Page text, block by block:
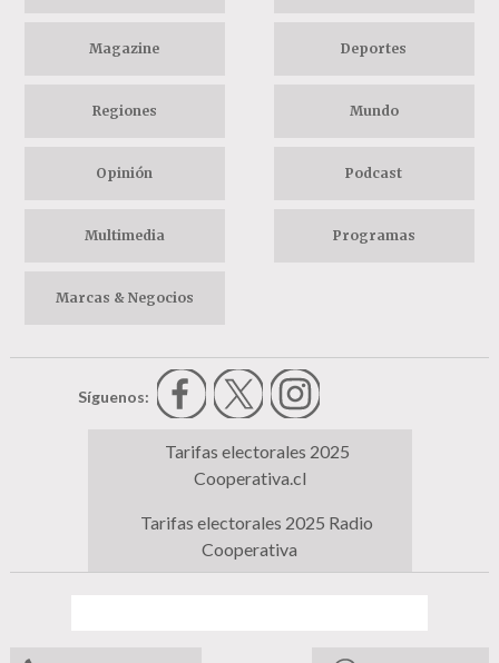
Magazine Deportes
Regiones Mundo
Opinión Podcast
Multimedia Programas
Marcas & Negocios
Síguenos:
Tarifas electorales 2025
Cooperativa.cl
Tarifas electorales 2025 Radio
Cooperativa